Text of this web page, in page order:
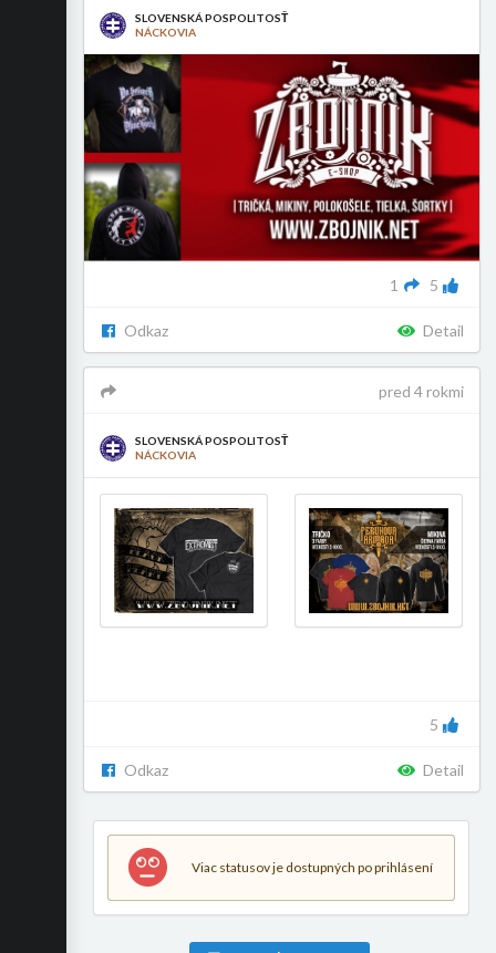
SLOVENSKÁ POSPOLITOSŤ
NÁCKOVIA
5
1
Odkaz Detail
pred 4 rokmi
SLOVENSKÁ POSPOLITOSŤ
NÁCKOVIA
5
Odkaz Detail
Viac statusov je dostupných po prihlásení